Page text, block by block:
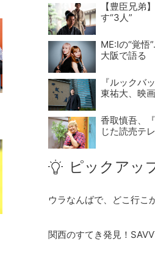
【豊臣兄弟
す“3人”
ME:Iの“覚悟
大阪で語る
『ルックバ
東祐大、映
香取慎吾、
じた読売テ
ピックアッ
ウラなんばで、どこ行こ
関西のすてき発見！